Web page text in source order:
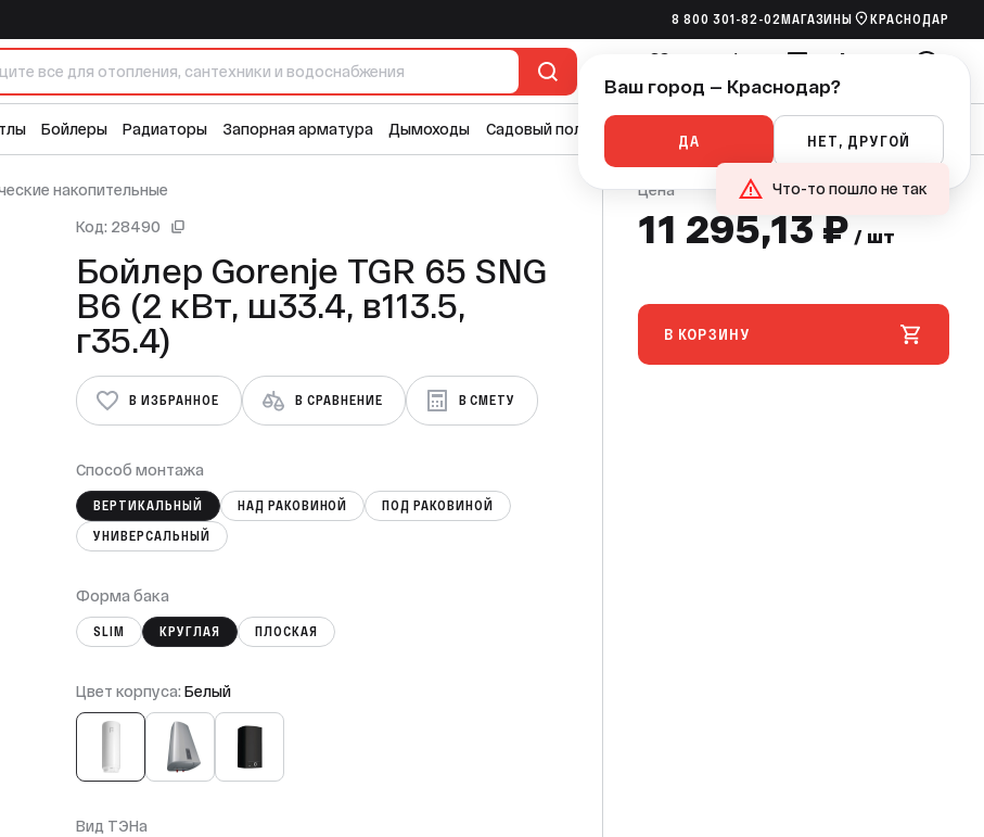
8 800 301-82-02 МАГАЗИНЫ КРАСНОДАР
ИзбранноеСравнениеСметыКорзина
Бойлеры Радиаторы Запорная арматура Дымоходы Садовый полив Канализация Ручной инструмент
накопительные
Код: 28490
Бойлер Gorenje TGR 65 SNG
B6 (2 кВт, ш33.4, в113.5,
г35.4)
В ИЗБРАННОЕ В СРАВНЕНИЕ В СМЕТУ
Способ монтажа
ВЕРТИКАЛЬНЫЙ НАД РАКОВИНОЙ
ПОД РАКОВИНОЙ
УНИВЕРСАЛЬНЫЙ
Форма бака
SLIM КРУГЛАЯ ПЛОСКАЯ
Цвет корпуса:Белый
Вид ТЭНа
Цена
11 295,13 ₽ / шт
В КОРЗИНУ
в113.5, г35.4) 11 295,13 ₽/ шт В КОРЗИНУ
Ваш город — Краснодар?
ДА НЕТ, ДРУГОЙ
Что-то пошло не так